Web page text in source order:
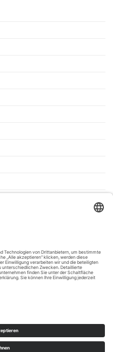
1
2
7 8
9
28